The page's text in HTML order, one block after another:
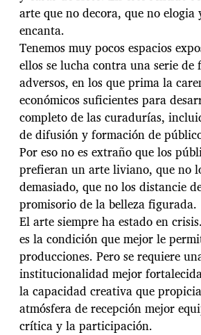
arte que no decora, que no elogia
encanta.
Tenemos muy pocos espacios
ellos se lucha contra una serie de
adversos, en los que prima la
económicos suficientes para
completo de las curadurías,
de difusión y formación de
Por eso no es extraño que los
prefieran un arte liviano, que no
demasiado, que no los distancie
promisorio de la belleza figurada.
El arte siempre ha estado en
es la condición que mejor le
producciones. Pero se requiere
institucionalidad mejor
la capacidad creativa que
atmósfera de recepción mejor
crítica y la participación.